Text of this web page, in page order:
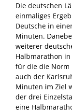
Die deutschen
einmaliges
Deutsche in
Minuten.
weiterer
Halbmarathon in
für die die Norm
auch der
Minuten im Ziel
der drei
eine